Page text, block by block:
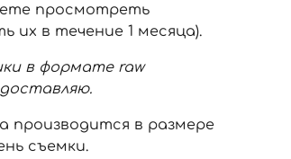
просмотреть
их в течение 1 месяца).
в формате raw
производится в размере
съемки.